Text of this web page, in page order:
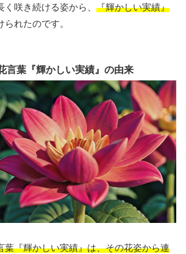
咲き続ける姿から、 『輝かしい実績』
れたのです。
言葉『輝かしい実績』の由来
葉『輝かしい実績』は、その花姿から連